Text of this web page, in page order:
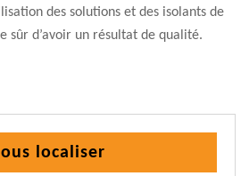
des solutions et des isolants de
sûr d’avoir un résultat de qualité.
localiser